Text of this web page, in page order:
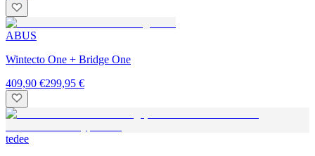
ABUS
Wintecto One + Bridge One
409,90 €299,95 €
tedee